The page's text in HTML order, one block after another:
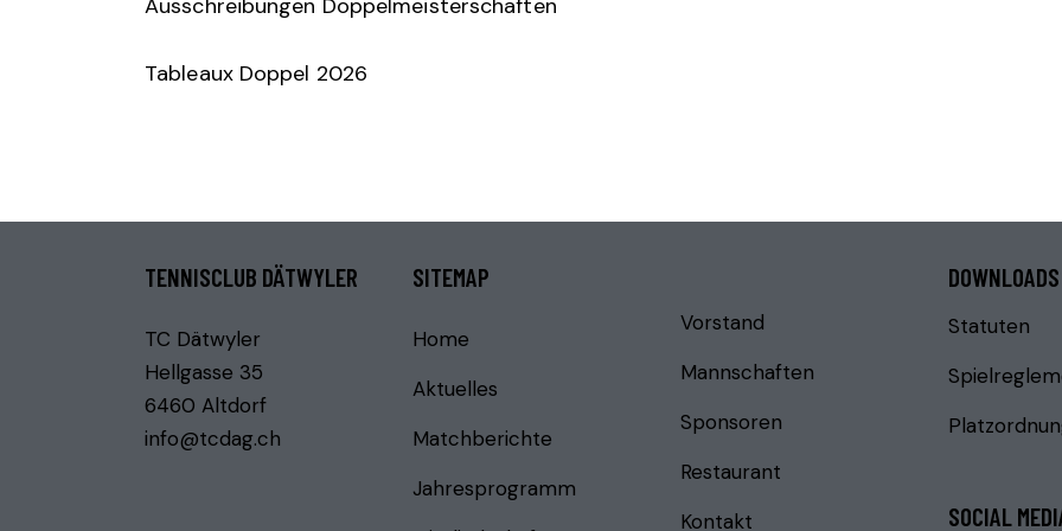
Tableaux Doppel 2026
TENNISCLUB DÄTWYLER
TC Dätwyler
Hellgasse 35
6460 Altdorf
info@tcdag.ch
SITEMAP
Home
Aktuelles
Matchberichte
Jahresprogramm
Vorstand
Mannschaften
Sponsoren
Restaurant
Kontakt
DOWNLOADS
Statuten
SOCIAL